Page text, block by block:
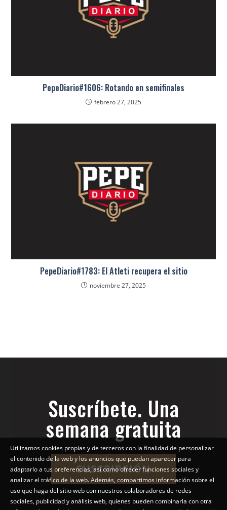
PepeDiario#1606: Rotando en semifinales
febrero 27, 2025
PepeDiario#1783: El Atleti recupera el sitio
noviembre 27, 2025
Suscríbete. Una
semana gratuita
SUSCRIPCIÓN
Utilizamos cookies propias y de terceros con la finalidad de personalizar
el contenido de la web y los anuncios que puedan aparecer para
adaptarlo a tus preferencias, así como ofrecer funciones sociales y
analizar el tráfico de la web. Además, compartimos información sobre el
uso que haga del sitio web con nuestros colaboradores de redes
sociales, publicidad y análisis web, quienes pueden combinarla con otra